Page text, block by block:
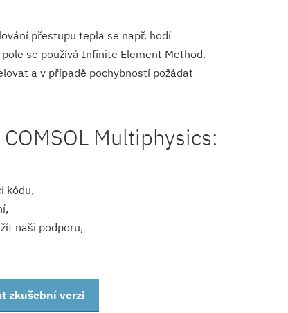
přestupu tepla se např. hodí
se používá Infinite Element Method.
a v případě pochybností požádat
Multiphysics:
kódu,
naši podporu,
zkušební verzi